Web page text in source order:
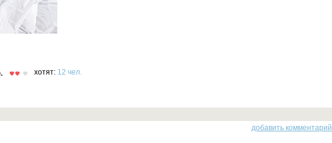
хотят: 12 чел.
добавить комментарий